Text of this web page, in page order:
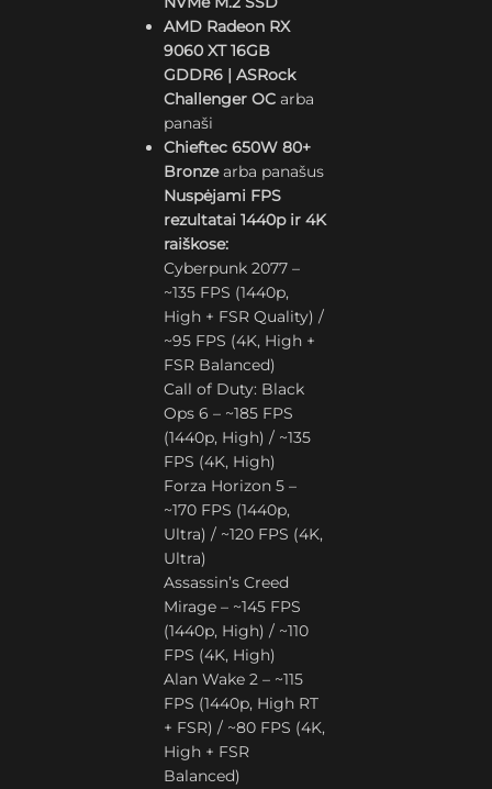
AMD Radeon RX
9060 XT 16GB
GDDR6 | ASRock
Challenger OC arba
panaši
Chieftec 650W 80+
Bronzearba panašus
Nuspėjami FPS
rezultatai 1440p ir 4K
raiškose:
Cyberpunk 2077 –
~135 FPS (1440p,
High + FSR Quality) /
~95 FPS (4K, High +
FSR Balanced)
Call of Duty: Black
Ops 6 – ~185 FPS
(1440p, High) / ~135
FPS (4K, High)
Forza Horizon 5 –
~170 FPS (1440p,
Ultra) / ~120 FPS (4K,
Ultra)
Assassin’s Creed
Mirage – ~145 FPS
(1440p, High) / ~110
FPS (4K, High)
Alan Wake 2 – ~115
FPS (1440p, High RT
+ FSR) / ~80 FPS (4K,
High + FSR
Balanced)